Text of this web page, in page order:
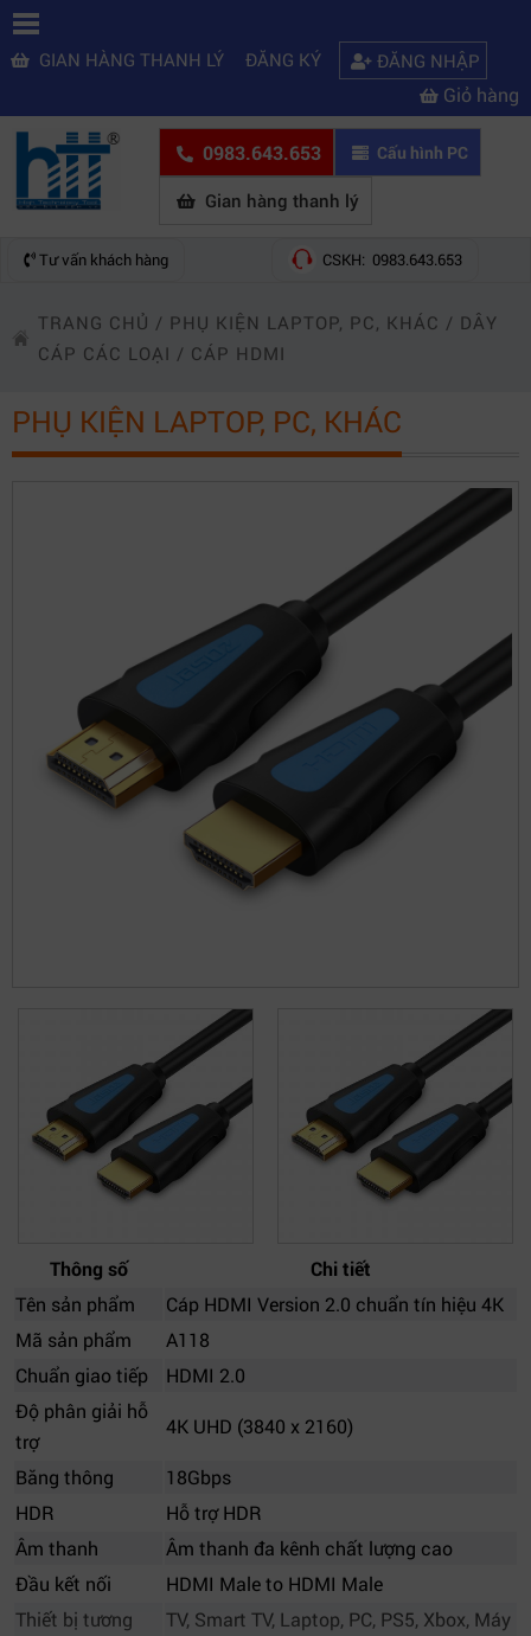
GIAN HÀNG THANH LÝ ĐĂNG KÝ ĐĂNG NHẬP
Giỏ hàng
0983.643.653 Cấu hình PC
Gian hàng thanh lý
Tư vấn khách hàng CSKH: 0983.643.653
TRANG CHỦ / PHỤ KIỆN LAPTOP, PC, KHÁC / DÂY
CÁP CÁC LOẠI / CÁP HDMI
PHỤ KIỆN LAPTOP, PC, KHÁC
Thông số
Chi tiết
Tên sản phẩm
Cáp HDMI Version 2.0 chuẩn tín hiệu 4K
Mã sản phẩm
A118
Chuẩn giao tiếp
HDMI 2.0
Độ phân giải hỗ
trợ
4K UHD (3840 x 2160)
Băng thông
18Gbps
HDR
Hỗ trợ HDR
Âm thanh
Âm thanh đa kênh chất lượng cao
Đầu kết nối
HDMI Male to HDMI Male
Thiết bị tương
TV, Smart TV, Laptop, PC, PS5, Xbox, Máy